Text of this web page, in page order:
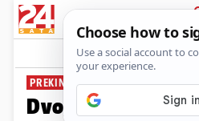
News
PREKINULI ŠUTNJU
Dvojica čelnih